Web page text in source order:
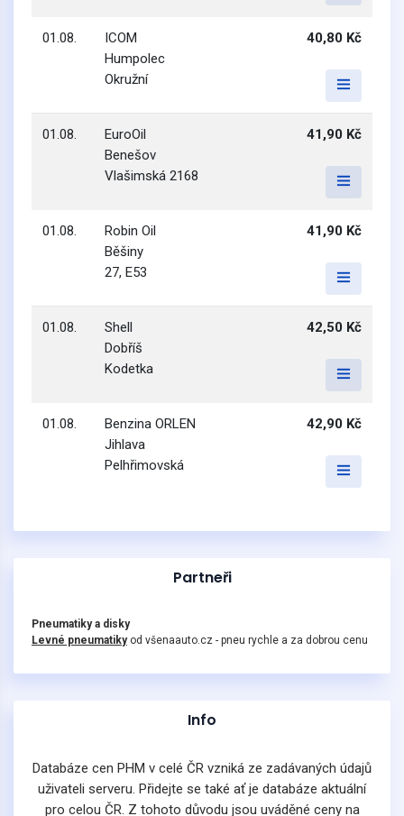
01.08.
ICOM
Humpolec
Okružní
40,80 Kč
01.08.
EuroOil
Benešov
Vlašimská 2168
41,90 Kč
01.08.
Robin Oil
Běšiny
27, E53
41,90 Kč
01.08.
Shell
Dobříš
Kodetka
42,50 Kč
01.08.
Benzina ORLEN
Jihlava
Pelhřimovská
42,90 Kč
Partneři
Pneumatiky a disky
Levné pneumatikyod všenaauto.cz - pneu rychle a za dobrou cenu
Info
Databáze cen PHM v celé ČR vzniká ze zadávaných údajů
uživateli serveru. Přidejte se také ať je databáze aktuální
pro celou ČR. Z tohoto důvodu jsou uváděné ceny na